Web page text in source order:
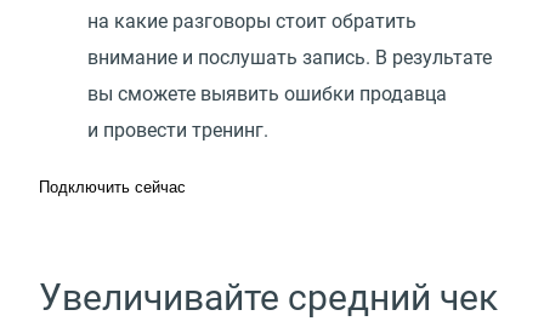
на какие разговоры стоит обратить
внимание и послушать запись. В результате
вы сможете выявить ошибки продавца
и провести тренинг.
Подключить сейчас
Увеличивайте средний чек